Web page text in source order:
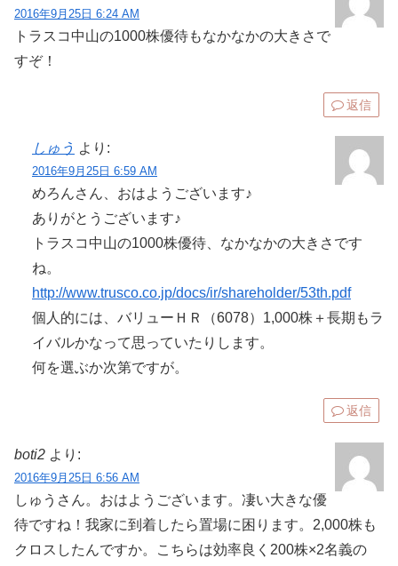
2016年9月25日 6:24 AM
トラスコ中山の1000株優待もなかなかの大きさで
すぞ！
返信
しゅう より:
2016年9月25日 6:59 AM
めろんさん、おはようございます♪
ありがとうございます♪
トラスコ中山の1000株優待、なかなかの大きさです
ね。
http://www.trusco.co.jp/docs/ir/shareholder/53th.pdf
個人的には、バリューＨＲ（6078）1,000株＋長期もラ
イバルかなって思っていたりします。
何を選ぶか次第ですが。
返信
boti2 より:
2016年9月25日 6:56 AM
しゅうさん。おはようございます。凄い大きな優
待ですね！我家に到着したら置場に困ります。2,000株も
クロスしたんですか。こちらは効率良く200株×2名義の